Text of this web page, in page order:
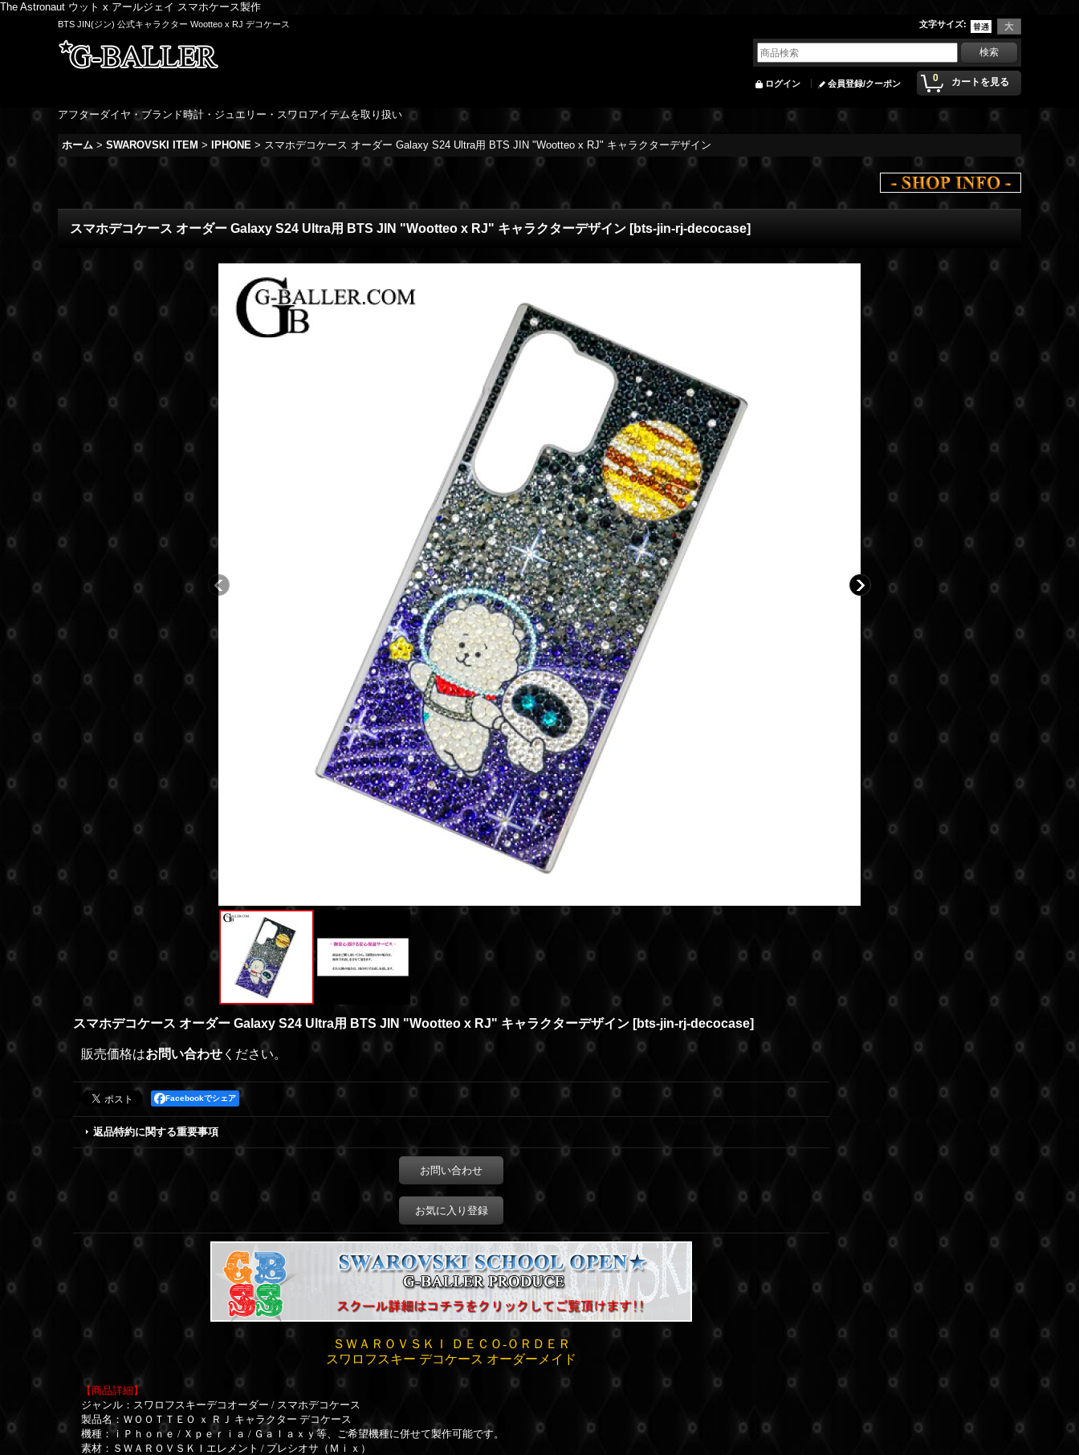
The Astronaut ウット x アールジェイ スマホケース製作
BTS JIN(ジン) 公式キャラクター Wootteo x RJ デコケース 文字サイズ:
0 カートを見る
ログイン 会員登録/クーポン
アフターダイヤ・ブランド時計・ジュエリー・スワロアイテムを取り扱い
ホーム > SWAROVSKI ITEM > IPHONE > スマホデコケース オーダー Galaxy S24 Ultra用 BTS JIN "Wootteo x RJ" キャラクターデザイン
スマホデコケース オーダー Galaxy S24 Ultra用 BTS JIN "Wootteo x RJ" キャラクターデザイン [bts-jin-rj-decocase]
スマホデコケース オーダー Galaxy S24 Ultra用 BTS JIN "Wootteo x RJ" キャラクターデザイン [bts-jin-rj-decocase]
販売価格はお問い合わせ ください。
Facebookでシェア
返品特約に関する重要事項
お問い合わせ
お気に入り登録
ＳＷＡＲＯＶＳＫＩ ＤＥＣＯ-ＯＲＤＥＲ
スワロフスキー デコケース オーダーメイド
【商品詳細】
ジャンル：スワロフスキーデコオーダー / スマホデコケース
製品名：ＷＯＯＴＴＥＯ ｘ ＲＪ キャラクター デコケース
機種：ｉＰｈｏｎｅ / Ｘｐｅｒｉａ / Ｇａｌａｘｙ等、ご希望機種に併せて製作可能です。
素材： ＳＷＡＲＯＶＳＫＩエレメント / プレシオサ（Ｍｉｘ）